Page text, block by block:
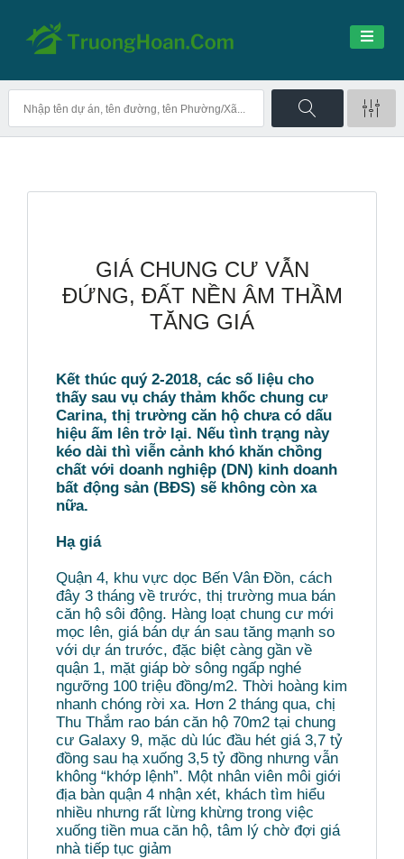
GIÁ CHUNG CƯ VẪN
ĐỨNG, ĐẤT NỀN ÂM THẦM
TĂNG GIÁ
Kết thúc quý 2-2018, các số liệu cho
thấy sau vụ cháy thảm khốc chung cư
Carina, thị trường căn hộ chưa có dấu
hiệu ấm lên trở lại. Nếu tình trạng này
kéo dài thì viễn cảnh khó khăn chồng
chất với doanh nghiệp (DN) kinh doanh
bất động sản (BĐS) sẽ không còn xa
nữa.
Hạ giá
Quận 4, khu vực dọc Bến Vân Đồn, cách
đây 3 tháng về trước, thị trường mua bán
căn hộ sôi động. Hàng loạt chung cư mới
mọc lên, giá bán dự án sau tăng mạnh so
với dự án trước, đặc biệt càng gần về
quận 1, mặt giáp bờ sông ngấp nghé
ngưỡng 100 triệu đồng/m2. Thời hoàng kim
nhanh chóng rời xa. Hơn 2 tháng qua, chị
Thu Thắm rao bán căn hộ 70m2 tại chung
cư Galaxy 9, mặc dù lúc đầu hét giá 3,7 tỷ
đồng sau hạ xuống 3,5 tỷ đồng nhưng vẫn
không “khớp lệnh”. Một nhân viên môi giới
địa bàn quận 4 nhận xét, khách tìm hiểu
nhiều nhưng rất lừng khừng trong việc
xuống tiền mua căn hộ, tâm lý chờ đợi giá
nhà tiếp tục giảm